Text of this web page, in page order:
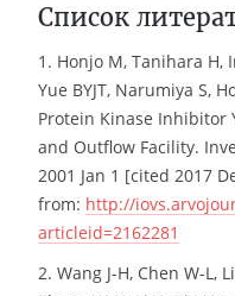
Список
1. Honjo M, Tanihara H,
Yue BYJT, Narumiya S,
Protein Kinase Inhibitor
and Outflow Facility.
2001 Jan 1 [cited 2017
from: http://
articleid=2162281
2. Wang J-H, Chen W-L,